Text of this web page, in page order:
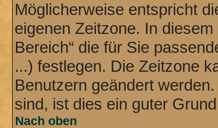
Möglicherweise entspricht
eigenen Zeitzone. In
Bereich“ die für Sie
...) festlegen. Die Zeitzone
Benutzern geändert
sind, ist dies ein guter
Nach oben